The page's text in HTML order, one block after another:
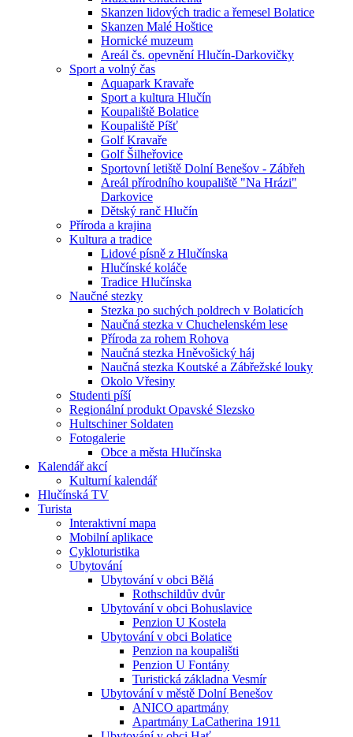
Skanzen lidových tradic a řemesel Bolatice
Skanzen Malé Hoštice
Hornické muzeum
Areál čs. opevnění Hlučín-Darkovičky
Sport a volný čas
Aquapark Kravaře
Sport a kultura Hlučín
Koupaliště Bolatice
Koupaliště Píšť
Golf Kravaře
Golf Šilheřovice
Sportovní letiště Dolní Benešov - Zábřeh
Areál přírodního koupaliště "Na Hrázi"
Darkovice
Dětský ranč Hlučín
Příroda a krajina
Kultura a tradice
Lidové písně z Hlučínska
Hlučínské koláče
Tradice Hlučínska
Naučné stezky
Stezka po suchých poldrech v Bolaticích
Naučná stezka v Chuchelenském lese
Příroda za rohem Rohova
Naučná stezka Hněvošický háj
Naučná stezka Koutské a Zábřežské louky
Okolo Vřesiny
Studenti píší
Regionální produkt Opavské Slezsko
Hultschiner Soldaten
Fotogalerie
Obce a města Hlučínska
Kalendář akcí
Kulturní kalendář
Hlučínská TV
Turista
Interaktivní mapa
Mobilní aplikace
Cykloturistika
Ubytování
Ubytování v obci Bělá
Rothschildův dvůr
Ubytování v obci Bohuslavice
Penzion U Kostela
Ubytování v obci Bolatice
Penzion na koupališti
Penzion U Fontány
Turistická základna Vesmír
Ubytování v městě Dolní Benešov
ANICO apartmány
Apartmány LaCatherina 1911